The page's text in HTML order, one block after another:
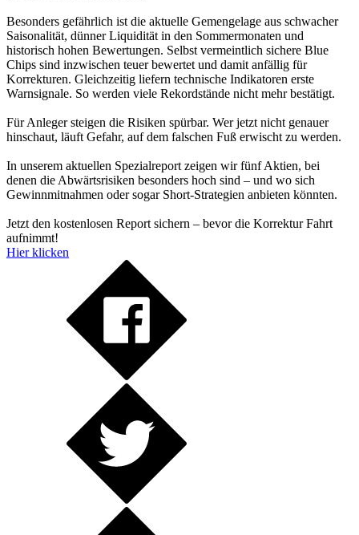
Besonders gefährlich ist die aktuelle Gemengelage aus schwacher
Saisonalität, dünner Liquidität in den Sommermonaten und
historisch hohen Bewertungen. Selbst vermeintlich sichere Blue
Chips sind inzwischen teuer bewertet und damit anfällig für
Korrekturen. Gleichzeitig liefern technische Indikatoren erste
Warnsignale. So werden viele Rekordstände nicht mehr bestätigt.
Für Anleger steigen die Risiken spürbar. Wer jetzt nicht genauer
hinschaut, läuft Gefahr, auf dem falschen Fuß erwischt zu werden.
In unserem aktuellen Spezialreport zeigen wir fünf Aktien, bei
denen die Abwärtsrisiken besonders hoch sind – und wo sich
Gewinnmitnahmen oder sogar Short-Strategien anbieten könnten.
Jetzt den kostenlosen Report sichern – bevor die Korrektur Fahrt
aufnimmt!
Hier klicken